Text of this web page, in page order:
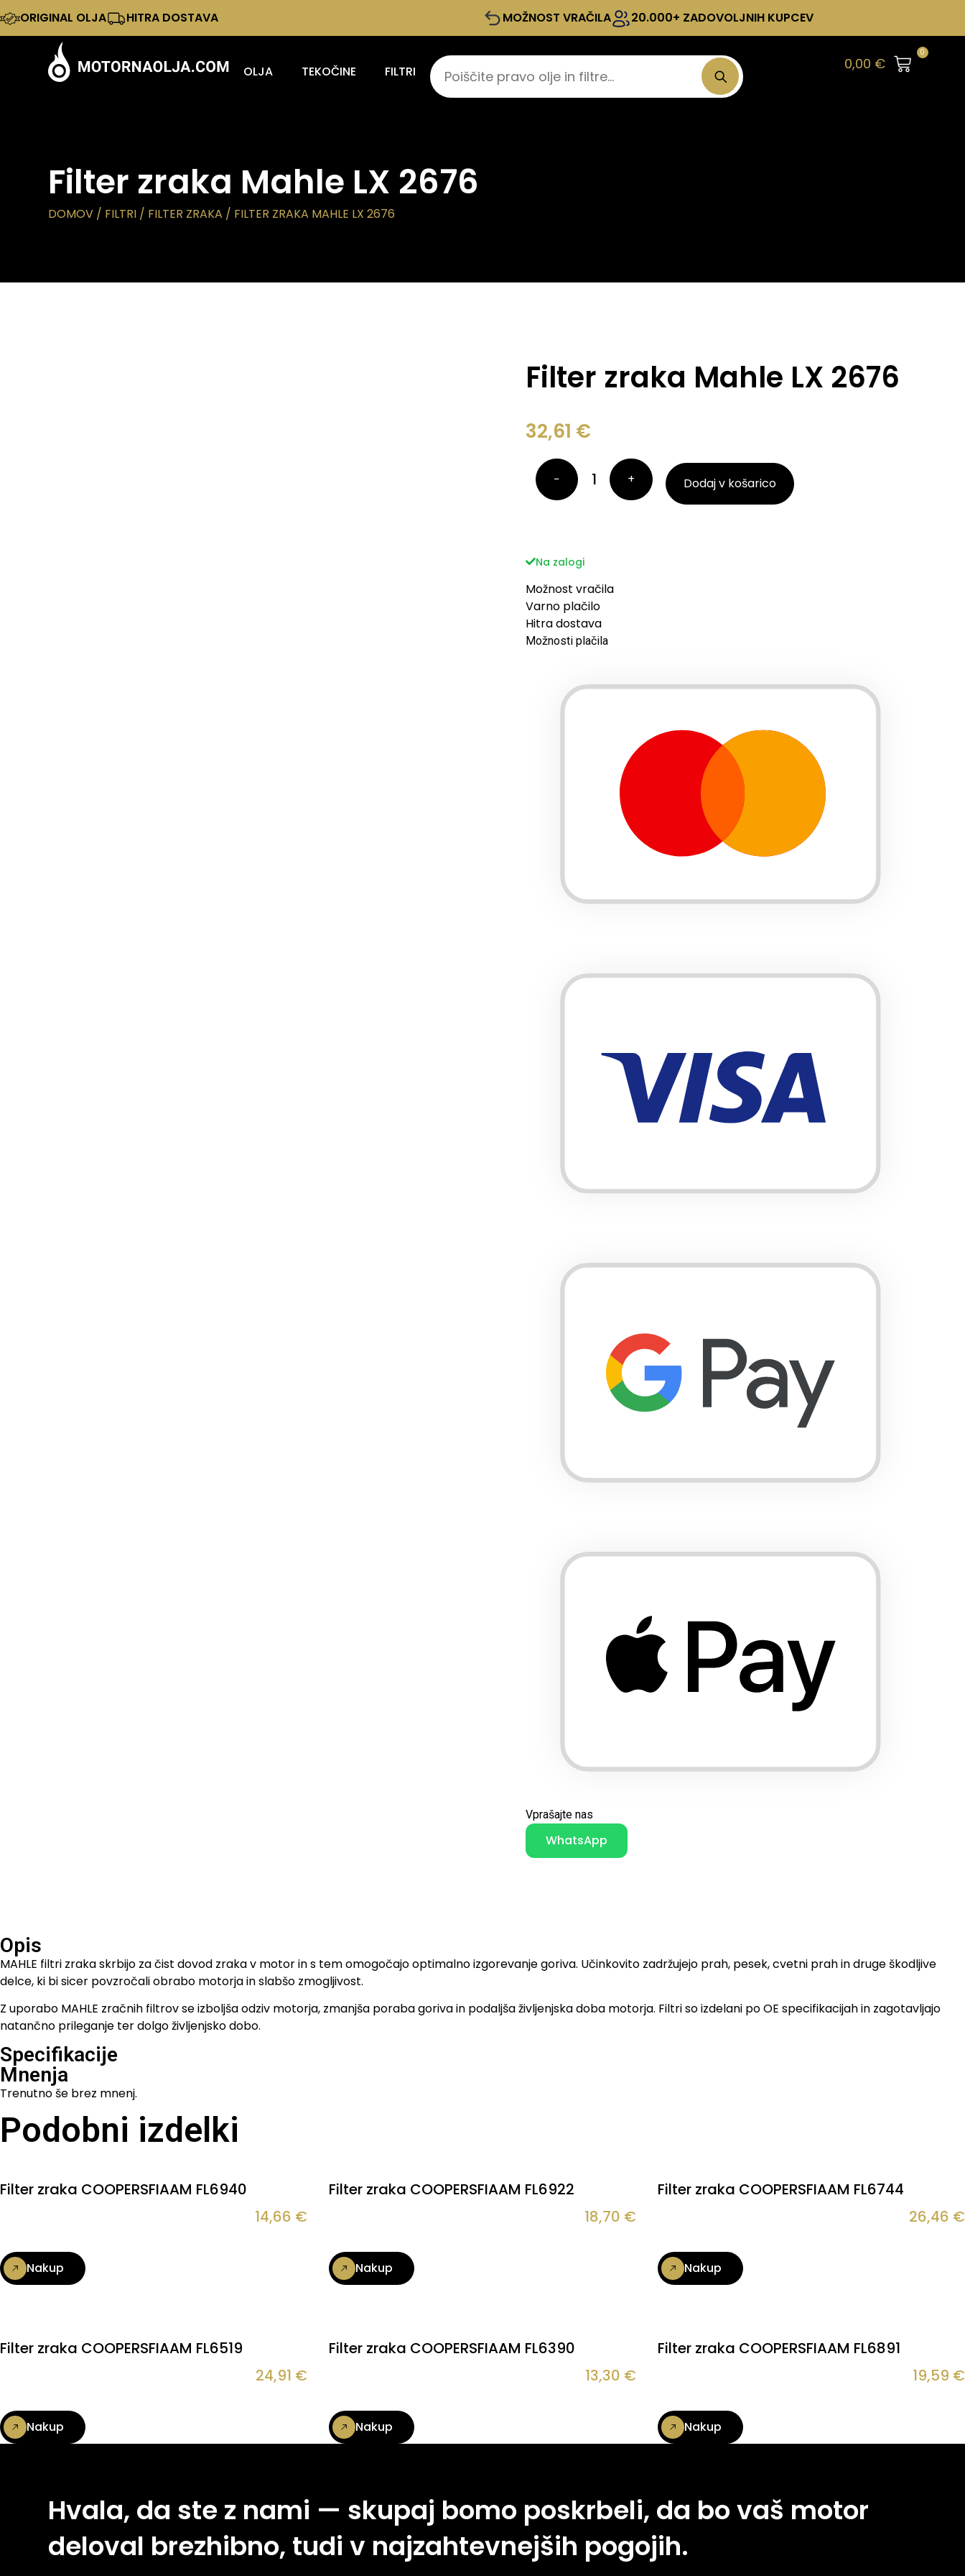
ORIGINAL OLJA HITRA DOSTAVA MOŽNOST VRAČILA 20.000+ ZADOVOLJNIH KUPCEV
OLJA TEKOČINE FILTRI 0,00 €
0
Filter zraka Mahle LX 2676
DOMOV / FILTRI / FILTER ZRAKA / FILTER ZRAKA MAHLE LX 2676
Filter zraka Mahle LX 2676
32,61 €
− + Dodaj v košarico
Na zalogi
Možnost vračila
Varno plačilo
Hitra dostava
Možnosti plačila
Vprašajte nas
WhatsApp
Opis
MAHLE filtri zraka skrbijo za čist dovod zraka v motor in s tem omogočajo optimalno izgorevanje goriva. Učinkovito zadržujejo prah, pesek, cvetni prah in druge škodljive
delce, ki bi sicer povzročali obrabo motorja in slabšo zmogljivost.
Z uporabo MAHLE zračnih filtrov se izboljša odziv motorja, zmanjša poraba goriva in podaljša življenjska doba motorja. Filtri so izdelani po OE specifikacijah in zagotavljajo
natančno prileganje ter dolgo življenjsko dobo.
Specifikacije
Mnenja
Trenutno še brez mnenj.
Podobni izdelki
Filter zraka COOPERSFIAAM FL6940
14,66 €
Nakup
Filter zraka COOPERSFIAAM FL6922
18,70 €
Nakup
Filter zraka COOPERSFIAAM FL6744
26,46 €
Nakup
Filter zraka COOPERSFIAAM FL6519
24,91 €
Nakup
Filter zraka COOPERSFIAAM FL6390
13,30 €
Nakup
Filter zraka COOPERSFIAAM FL6891
19,59 €
Nakup
Hvala, da ste z nami — skupaj bomo poskrbeli, da bo vaš motor
deloval brezhibno, tudi v najzahtevnejših pogojih.